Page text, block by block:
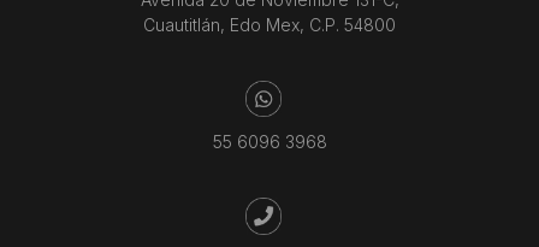
Cuautitlán, Edo Mex, C.P. 54800
55 6096 3968